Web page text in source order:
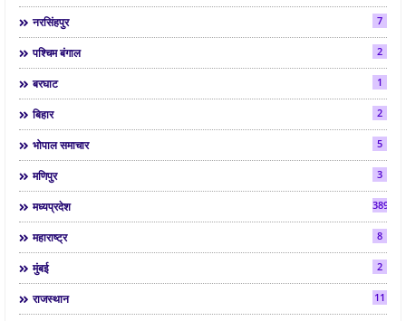
नरसिंहपुर 7
पश्चिम बंगाल 2
बरघाट 1
बिहार 2
भोपाल समाचार 5
मणिपुर 3
मध्यप्रदेश 3892
महाराष्ट्र 8
मुंबई 2
राजस्थान 11